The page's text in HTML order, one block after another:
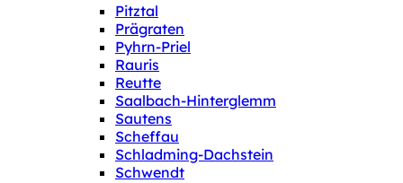
Pitztal
Prägraten
Pyhrn-Priel
Rauris
Reutte
Saalbach-Hinterglemm
Sautens
Scheffau
Schladming-Dachstein
Schwendt